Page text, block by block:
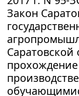
Закон